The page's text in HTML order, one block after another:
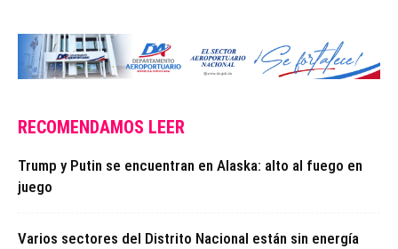
RECOMENDAMOS LEER
Trump y Putin se encuentran en Alaska: alto al fuego en
juego
Varios sectores del Distrito Nacional están sin energía